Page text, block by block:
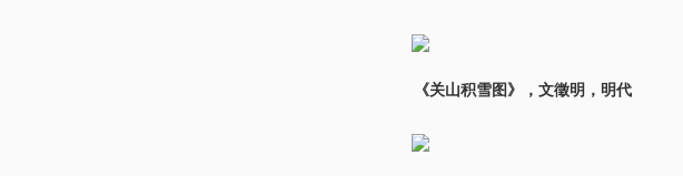
《关山积雪图》，文徵明，明代